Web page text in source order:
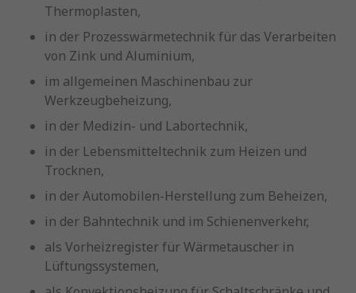
Thermoplasten,
in der Prozesswärmetechnik für das Verarbeiten
von Zink und Aluminium,
im allgemeinen Maschinenbau zur
Werkzeugbeheizung,
in der Medizin- und Labortechnik,
in der Lebensmitteltechnik zum Heizen und
Trocknen,
in der Automobilen-Herstellung zum Beheizen,
in der Bahntechnik und im Schienenverkehr,
als Vorheizregister für Wärmetauscher in
Lüftungssystemen,